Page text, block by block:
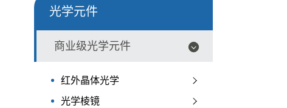
光学元件
商业级光学元件
红外晶体光学
光学棱镜